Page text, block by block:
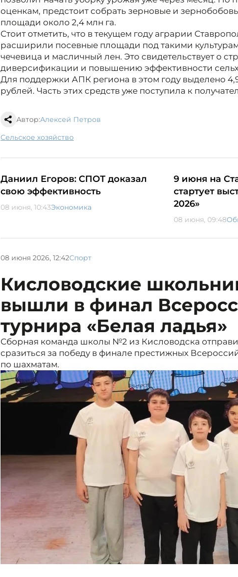
оценкам, предстоит собрать зерновые и
площади около 2,4 млн га.
Стоит отметить, что в текущем году аграрии
расширили посевные площади под такими
чечевица и масличный лен. Это свидетельствует о
диверсификации и повышению эффективности
Для поддержки АПК региона в этом году выделено
рублей. Часть этих средств уже поступила к
Автор:Алексей Петров
сельское хозяйство
Даниил Егоров: СПОТ доказал
свою эффективность
08 июня, 10:43Экономика
9 июня на
стартует
2026»
08 июня, 09:48
08 июня 2026, 12:42Спорт
Кисловодские
вышли в финал
турнира «Белая ладья»
Сборная команда школы №2 из Кисловодска
сразиться за победу в финале престижных
по шахматам.